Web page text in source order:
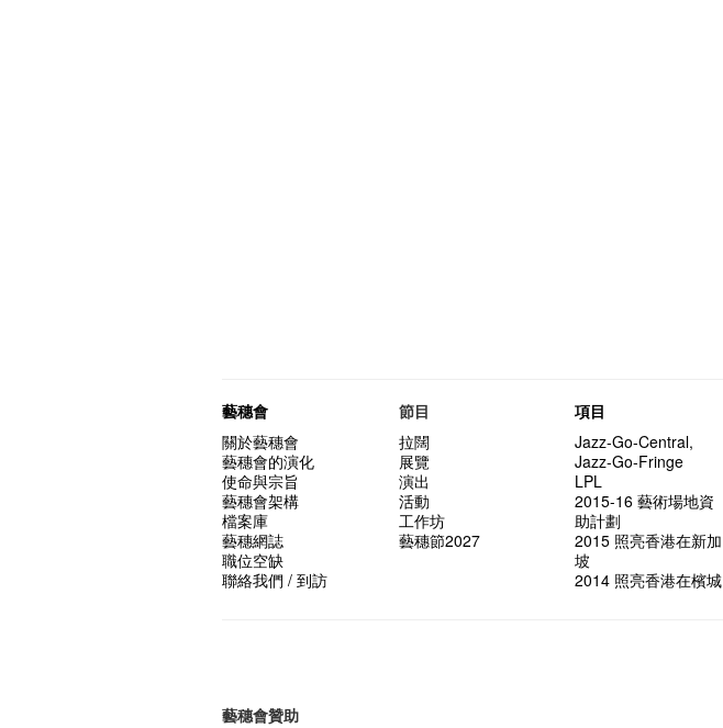
藝穗會
關於藝穗會
藝穗會的演化
使命與宗旨
藝穗會架構
檔案庫
藝穗網誌
職位空缺
聯絡我們 / 到訪
節目
拉闊
展覽
演出
活動
工作坊
藝穗節2027
項目
Jazz-Go-Central,
Jazz-Go-Fringe
LPL
2015-16 藝術場地資
助計劃
2015 照亮香港在新加
坡
2014 照亮香港在檳城
藝穗會贊助